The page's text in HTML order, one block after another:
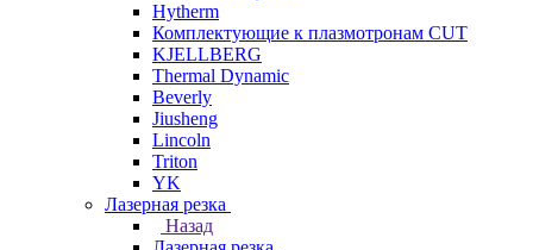
Hytherm
Комплектующие к плазмотронам CUT
KJELLBERG
Thermal Dynamic
Beverly
Jiusheng
Lincoln
Triton
YK
Лазерная резка
Назад